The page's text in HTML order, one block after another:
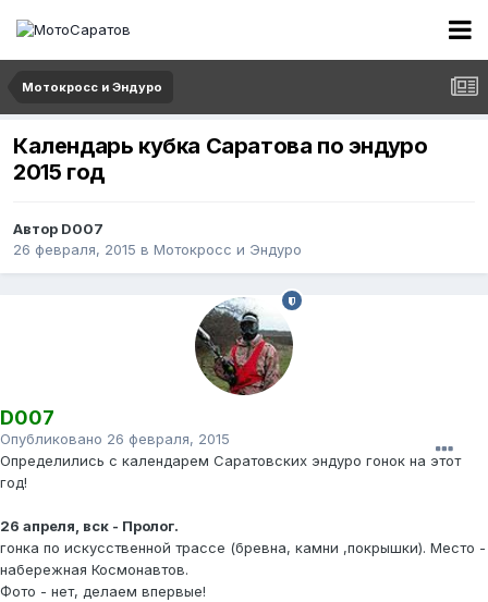
Мотокросс и Эндуро
Календарь кубка Саратова по эндуро
2015 год
Автор D007
26 февраля, 2015 в Мотокросс и Эндуро
D007
Опубликовано 26 февраля, 2015
Определились с календарем Саратовских эндуро гонок на этот
год!
26 апреля, вск - Пролог.
гонка по искусственной трассе (бревна, камни ,покрышки). Место -
набережная Космонавтов.
Фото - нет, делаем впервые!